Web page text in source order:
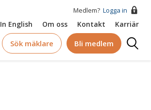
Medlem? Logga in
In English Om oss Kontakt Karriär
Sök mäklare Bli medlem
Logga